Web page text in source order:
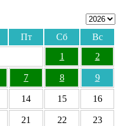
Пт Сб
Вс
1
2
7 8 9
14 15 16
21 22 23